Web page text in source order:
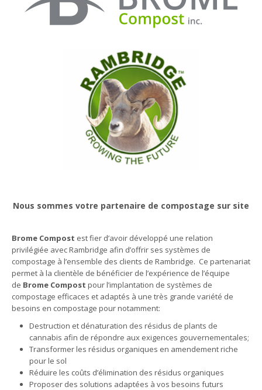
Nous sommes votre partenaire de compostage sur site
Brome Compost est fier d’avoir développé une relation
privilégiée avec Rambridge afin d’offrir ses systèmes de
compostage à l’ensemble des clients de Rambridge. Ce partenariat
permet à la clientèle de bénéficier de l’expérience de l’équipe
de Brome Compost pour l’implantation de systèmes de
compostage efficaces et adaptés à une très grande variété de
besoins en compostage pour notamment:
Destruction et dénaturation des résidus de plants de
cannabis afin de répondre aux exigences gouvernementales;
Transformer les résidus organiques en amendement riche
pour le sol
Réduire les coûts d’élimination des résidus organiques
Proposer des solutions adaptées à vos besoins futurs